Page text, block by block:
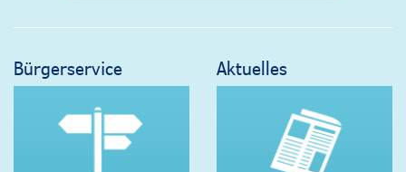
Bürgerservice Aktuelles